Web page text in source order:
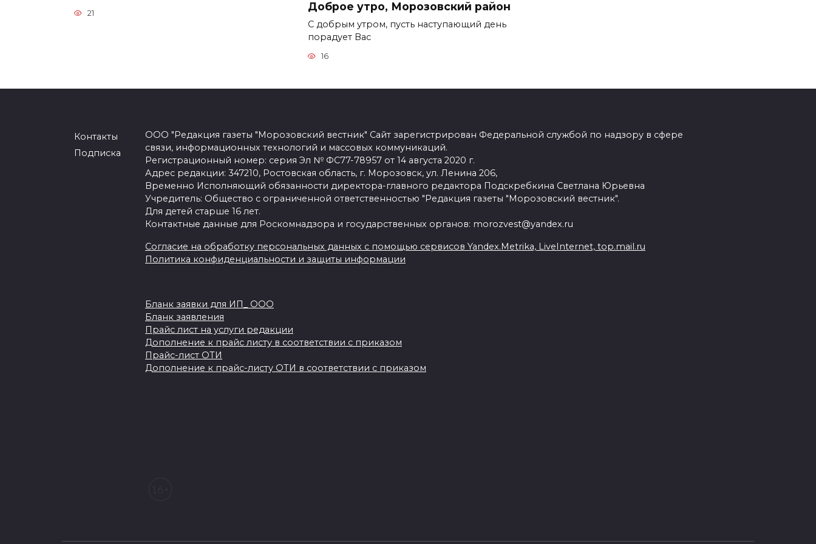
21
Доброе утро, Морозовский район
С добрым утром, пусть наступающий день
порадует Вас
16
Контакты
Подписка
ООО "Редакция газеты "Морозовский вестник" Сайт зарегистрирован Федеральной службой по надзору в сфере
связи, информационных технологий и массовых коммуникаций.
Регистрационный номер: серия Эл № ФС77-78957 от 14 августа 2020 г.
Адрес редакции: 347210, Ростовская область, г. Морозовск, ул. Ленина 206,
Временно Исполняющий обязанности директора-главного редактора Подскребкина Светлана Юрьевна
Учредитель: Общество с ограниченной ответственностью "Редакция газеты "Морозовский вестник".
Для детей старше 16 лет.
Контактные данные для Роскомнадзора и государственных органов: morozvest@yandex.ru
Согласие на обработку персональных данных с помощью сервисов Yandex.Metrika, LiveInternet, top.mail.ru
Политика конфиденциальности и защиты информации
Бланк заявки для ИП_ ООО
Бланк заявления
Прайс лист на услуги редакции
Дополнение к прайс листу в соответствии с приказом
Прайс-лист ОТИ
Дополнение к прайс-листу ОТИ в соответствии с приказом